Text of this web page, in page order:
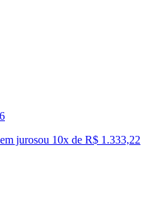
jurosou 10x de R$ 1.333,22